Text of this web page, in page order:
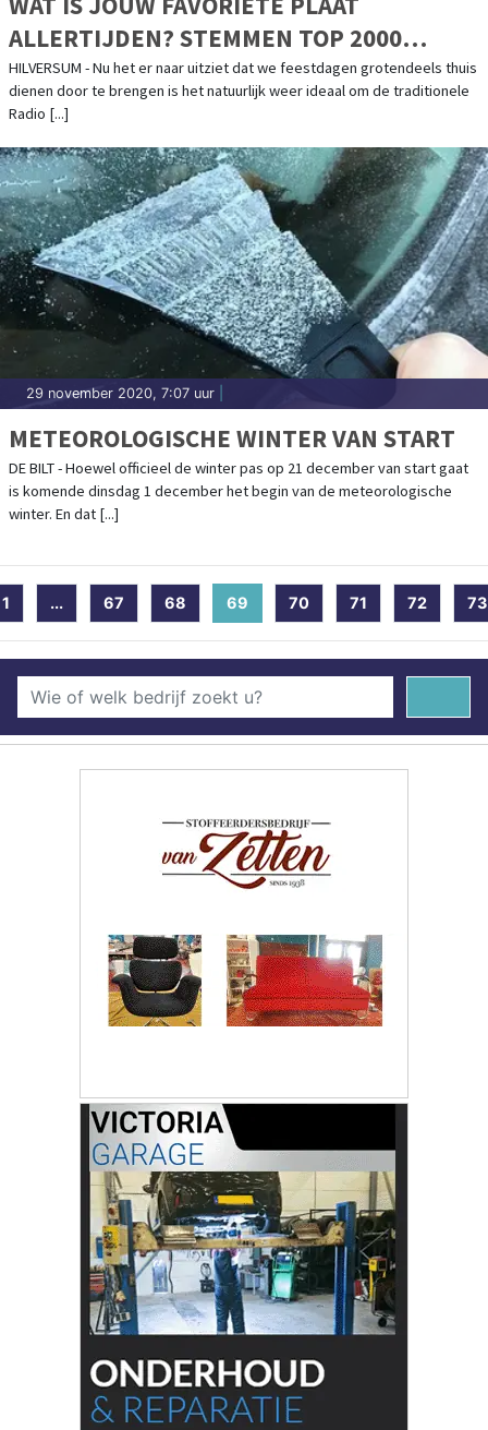
ALLERTIJDEN? STEMMEN TOP 2000
VANDAAG VAN START
HILVERSUM - Nu het er naar uitziet dat we feestdagen grotendeels thuis
dienen door te brengen is het natuurlijk weer ideaal om de traditionele
Radio [...]
29 november 2020, 7:07 uur
METEOROLOGISCHE WINTER VAN START
DE BILT - Hoewel officieel de winter pas op 21 december van start gaat
is komende dinsdag 1 december het begin van de meteorologische
winter. En dat [...]
1 ... 67 68 69 (current)
70 71 72 73